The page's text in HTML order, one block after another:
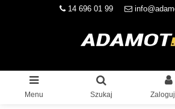
14 696 01 99
Menu Szukaj